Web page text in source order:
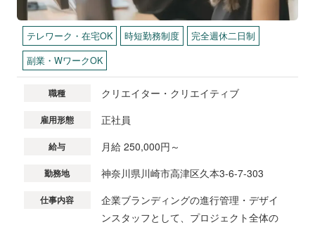
テレワーク・在宅OK 時短勤務制度
完全週休二日制
副業・WワークOK
職種 クリエイター・クリエイティブ
雇用形態 正社員
給与 月給 250,000円～
勤務地 神奈川県川崎市高津区久本3-6-7-303
仕事内容
企業ブランディングの進行管理・デザイ
ンスタッフとして、プロジェクト全体の